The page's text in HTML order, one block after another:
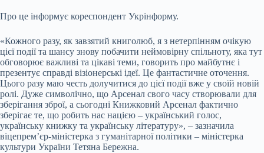
Про це інформує кореспондент Укрінформу.
«Кожного разу, як завзятий книголюб, я з нетерпінням очікую
цієї події та шансу знову побачити неймовірну спільноту, яка тут
обговорює важливі та цікаві теми, говорить про майбутнє і
презентує справді візіонерські ідеї. Це фантастичне оточення.
Цього разу маю честь долучитися до цієїподії вже у своїй новій
ролі. Дуже символічно, що Арсенал свого часу створювали для
зберігання зброї, а сьогодні Книжковий Арсенал фактично
зберігає те, що робить нас нацією – український голос,
українську книжку та українську літературу», – зазначила
віцепрем’єр-міністерка з гуманітарної політики – міністерка
культури України Тетяна Бережна.